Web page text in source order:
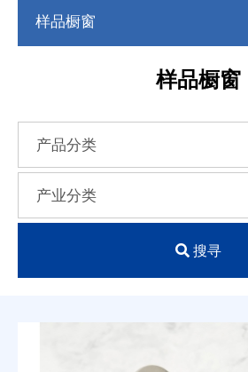
样品橱窗
样品橱窗
产品分类
产业分类
搜寻